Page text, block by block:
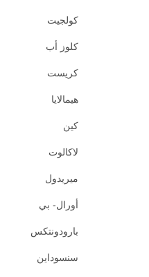
كولجيت
كلوز أب
كريست
هيمالايا
كين
لاكالوت
ميريدول
أورال- بي
بارودونتكس
سنسوداين